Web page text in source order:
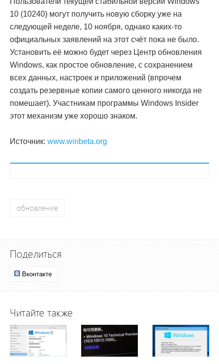
10 (10240) могут получить новую сборку уже на
следующей неделе, 10 ноября, однако каких-то
официальных заявлений на этот счёт пока не было.
Установить её можно будет через Центр обновления
Windows, как простое обновление, с сохранением
всех данных, настроек и приложений (впрочем
создать резервные копии самого ценного никогда не
помешает). Участникам программы Windows Insider
этот механизм уже хорошо знаком.
Источник: www.winbeta.org
обновление
Поделиться
Вконтакте
Читайте также